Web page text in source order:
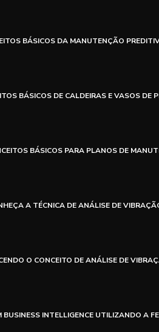
BÁSICOS DA MANUTENÇÃO
BÁSICOS DE CALDEIRAS E VASOS DE
BÁSICOS PARA PLANOS DE
A TÉCNICA DE ANÁLISE DE
O CONCEITO DE ANÁLISE DE
BUSINESS INTELLIGENCE UTILIZANDO A